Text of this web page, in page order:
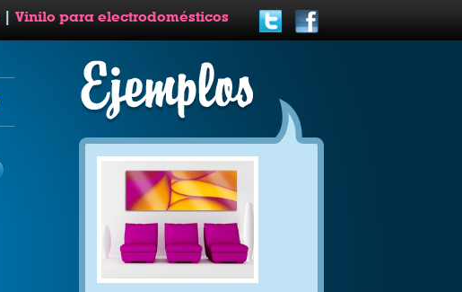
Vinilo para electrodomésticos